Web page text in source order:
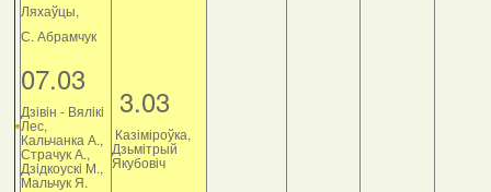
Ляхаўцы,
С. Абрамчук
07.03
Дзiвiн - Вялiкi
Лес,
Кальчанка А.,
Страчук А.,
Дзiдкоускi М.,
Мальчук Я.
3.03
Казіміроўка,
Дзьмітрый
Якубовіч